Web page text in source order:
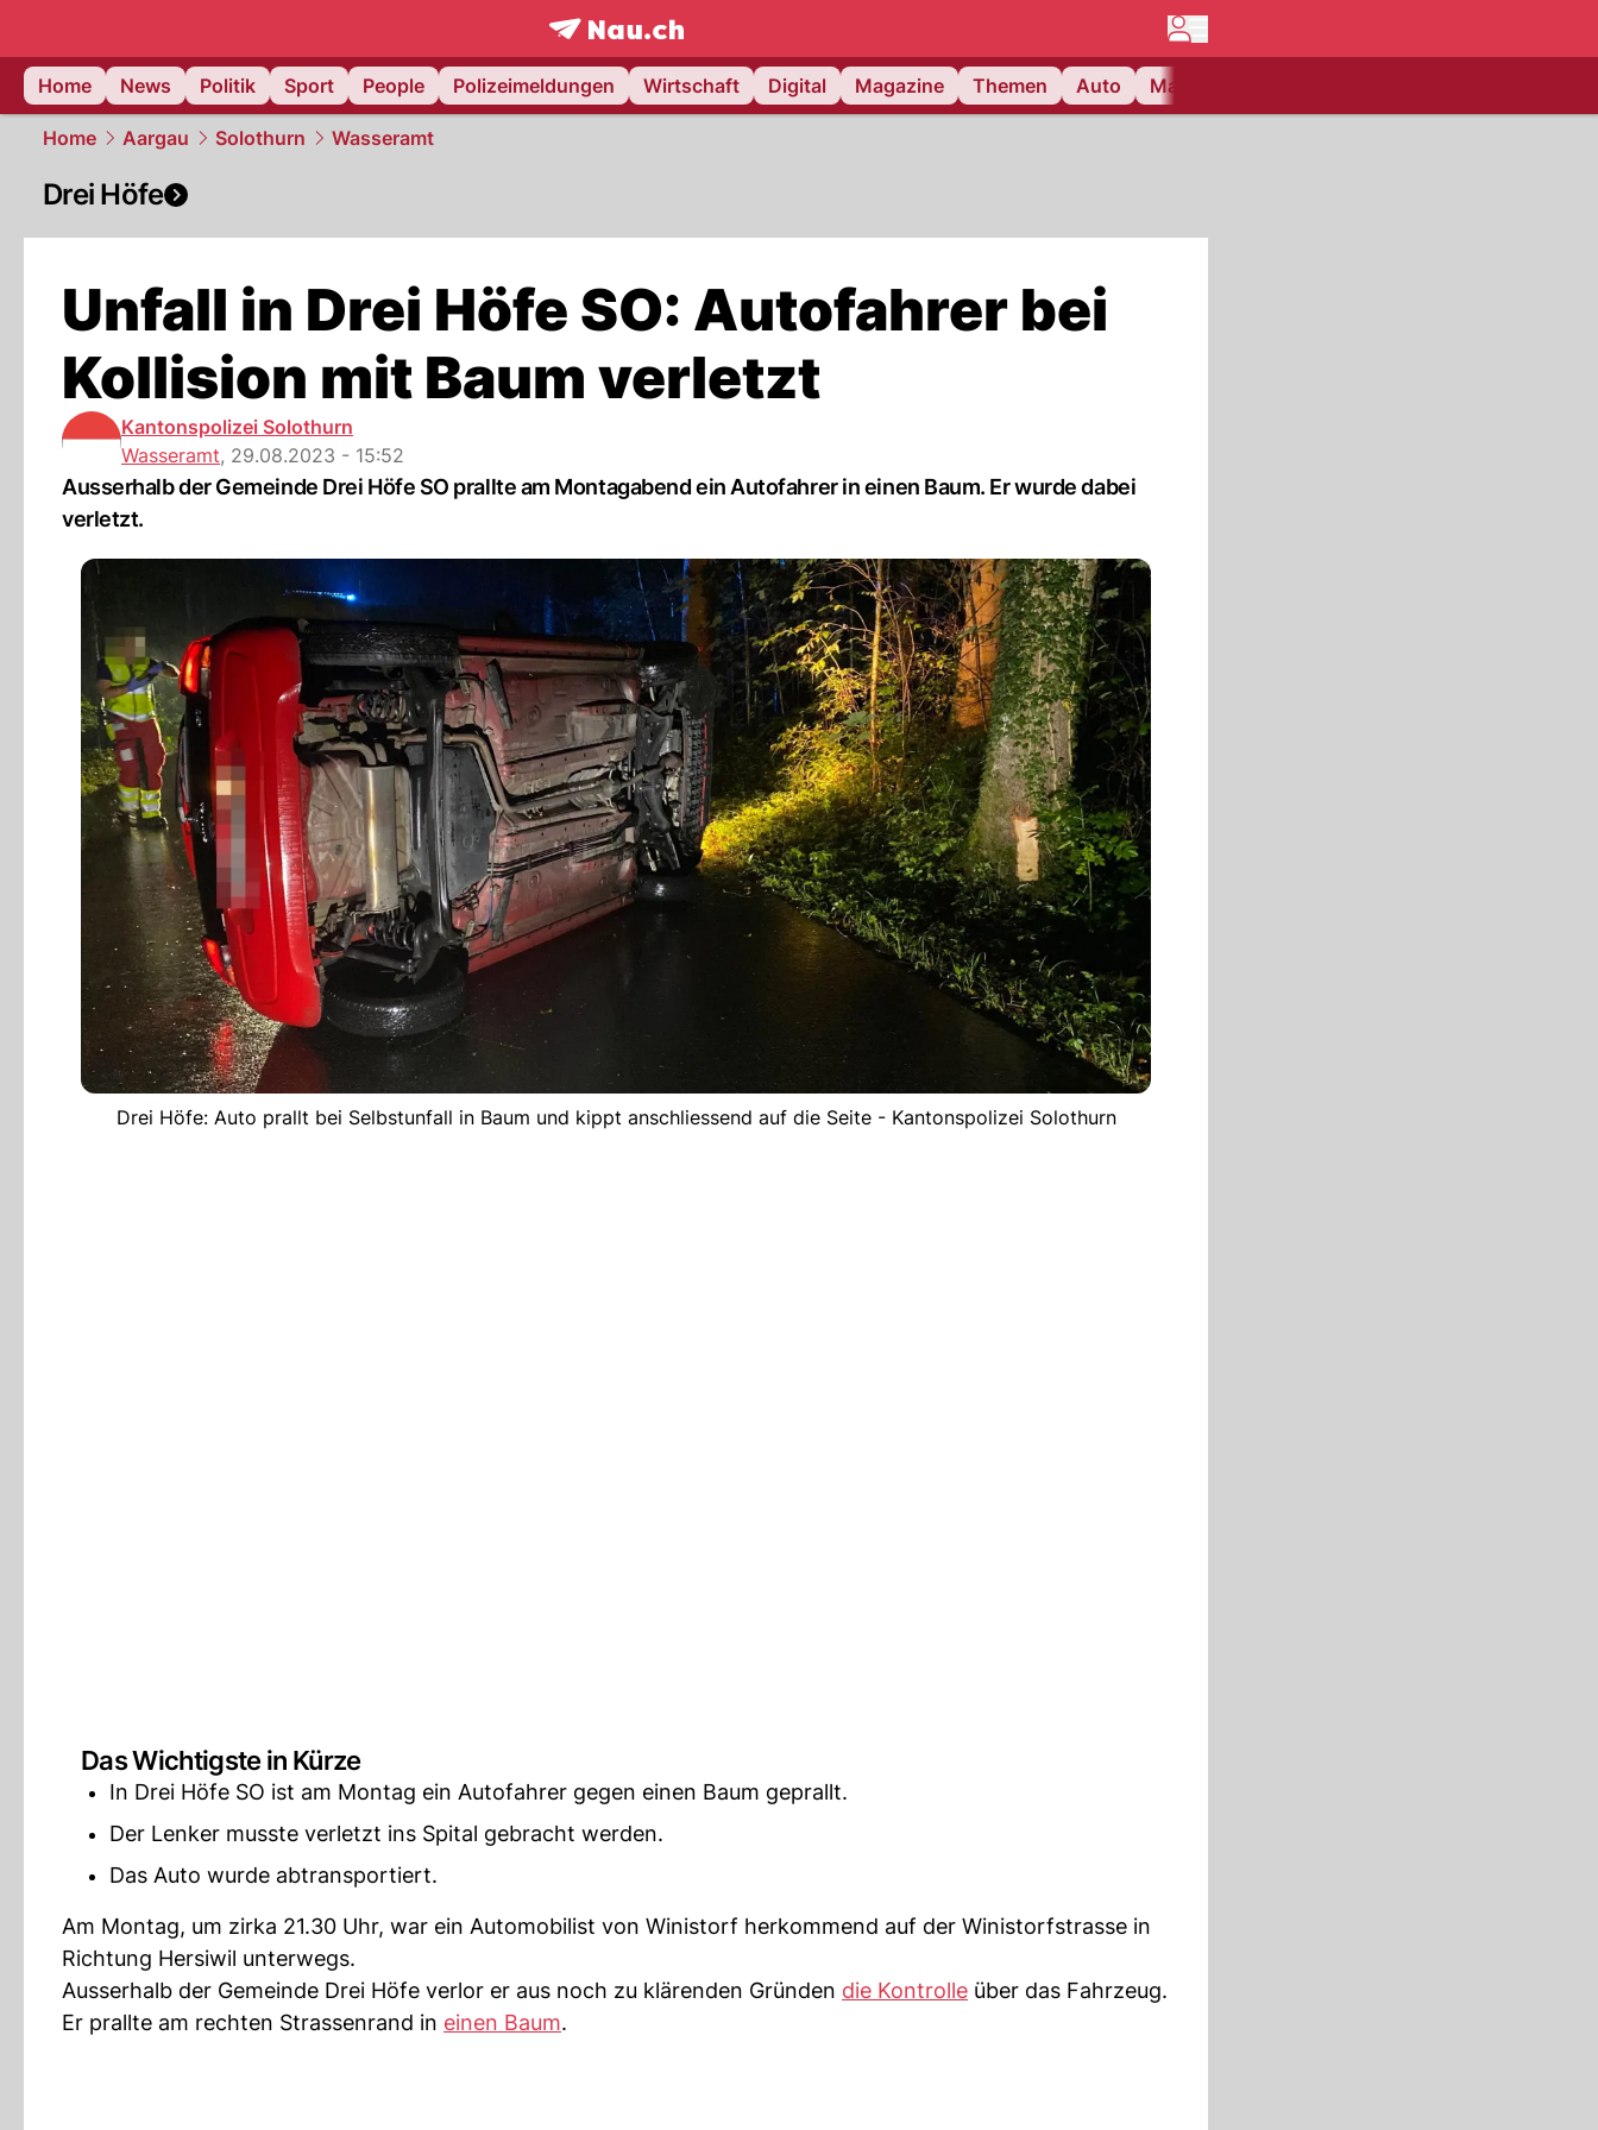
frontpage.NAU.ch
Home
News Politik Sport People Polizeimeldungen Wirtschaft Digital Magazine Themen Auto Matchcenter
Home Aargau Solothurn Wasseramt
Drei Höfe
Unfall in Drei Höfe SO: Autofahrer bei
Kollision mit Baum verletzt
Kantonspolizei Solothurn
Wasseramt, 29.08.2023 - 15:52
Ausserhalb der Gemeinde Drei Höfe SO prallte am Montagabend ein Autofahrer in einen Baum. Er wurde dabei
verletzt.
Drei Höfe: Auto prallt bei Selbstunfall in Baum und kippt anschliessend auf die Seite - Kantonspolizei Solothurn
Das Wichtigste in Kürze
In Drei Höfe SO ist am Montag ein Autofahrer gegen einen Baum geprallt.
Der Lenker musste verletzt ins Spital gebracht werden.
Das Auto wurde abtransportiert.
Am Montag, um zirka 21.30 Uhr, war ein Automobilist von Winistorf herkommend auf der Winistorfstrasse in
Richtung Hersiwil unterwegs.
Ausserhalb der Gemeinde Drei Höfe verlor er aus noch zu klärenden Gründen die Kontrolle über das Fahrzeug.
Er prallte am rechten Strassenrand in einen Baum.